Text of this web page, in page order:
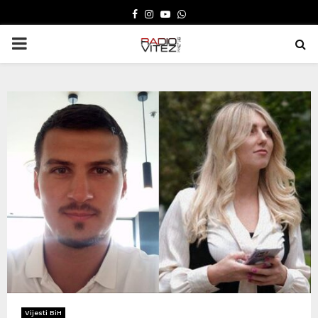
FACEBOOK
INSTAGRAM
YOUTUBE
WHATSAPP
PRIMARY
Vijesti BiH